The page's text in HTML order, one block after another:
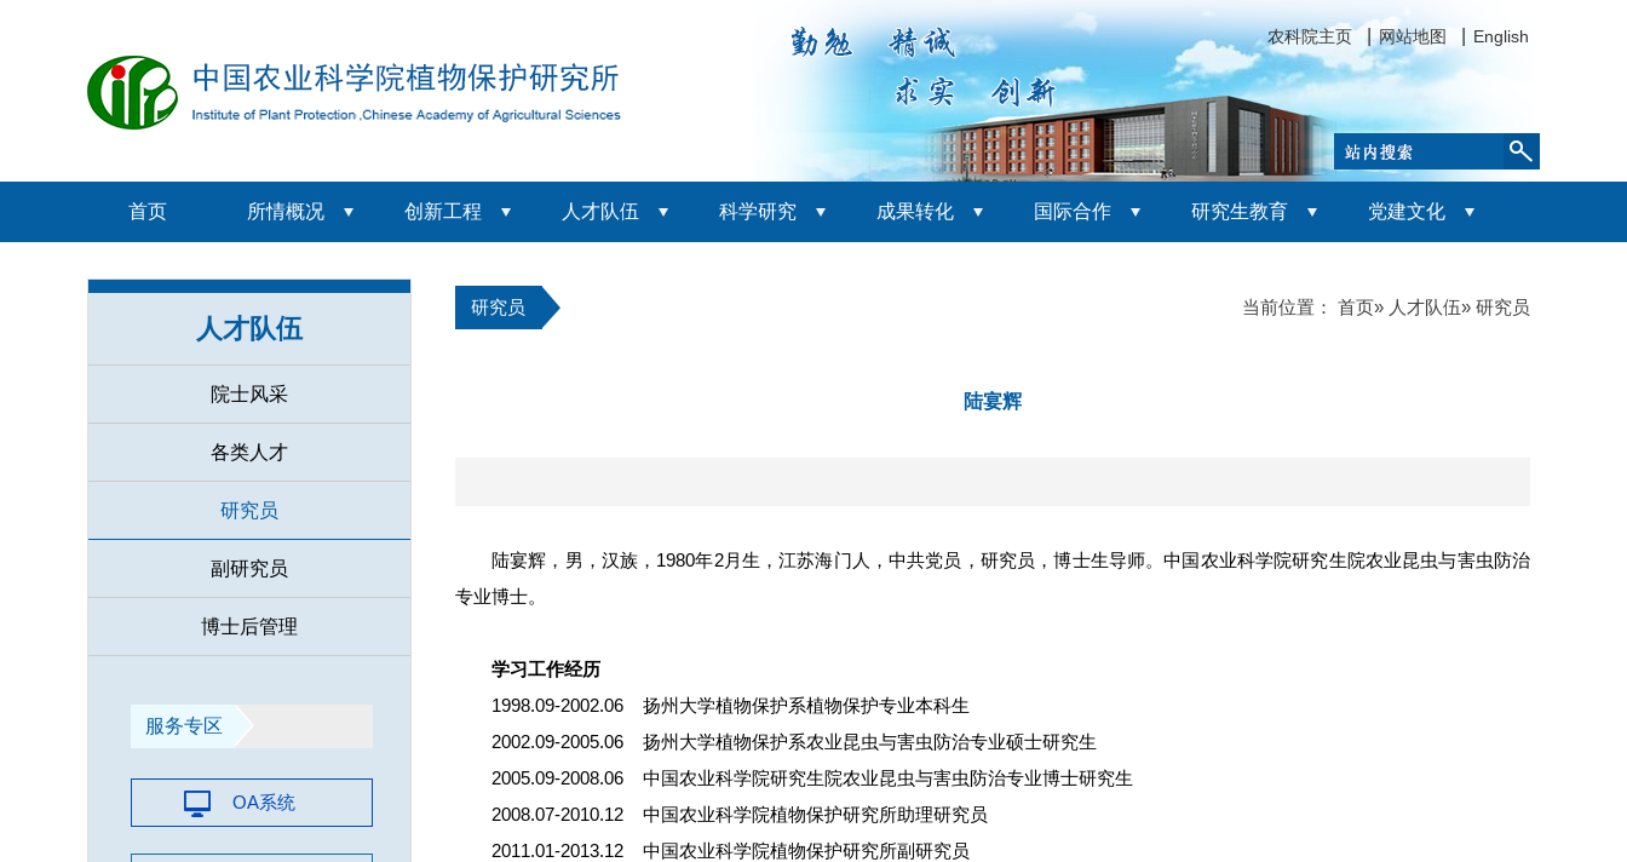
农科院主页 网站地图 English
首页 所情概况 创新工程 人才队伍 科学研究 成果转化 国际合作 研究生教育 党建文化
人才队伍
院士风采
各类人才
研究员
副研究员
博士后管理
服务专区
OA系统
研究员 当前位置： 首页» 人才队伍» 研究员
陆宴辉
陆宴辉，男，汉族，1980年2月生，江苏海门人，中共党员，研究员，博士生导师。中国农业科学院研究生院农业昆虫与害虫防治
专业博士。
学习工作经历
1998.09-2002.06 扬州大学植物保护系植物保护专业本科生
2002.09-2005.06 扬州大学植物保护系农业昆虫与害虫防治专业硕士研究生
2005.09-2008.06 中国农业科学院研究生院农业昆虫与害虫防治专业博士研究生
2008.07-2010.12 中国农业科学院植物保护研究所助理研究员
2011.01-2013.12 中国农业科学院植物保护研究所副研究员